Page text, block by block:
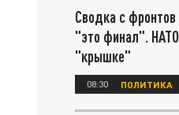
Сводка с фронтов
"это финал".
"крышке"
08:30 ПОЛИТИКА